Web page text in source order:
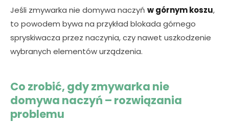
Jeśli zmywarka nie domywa naczyń w górnym koszu,
to powodem bywa na przykład blokada górnego
spryskiwacza przez naczynia, czy nawet uszkodzenie
wybranych elementów urządzenia.
Co zrobić, gdy zmywarka nie
domywa naczyń – rozwiązania
problemu